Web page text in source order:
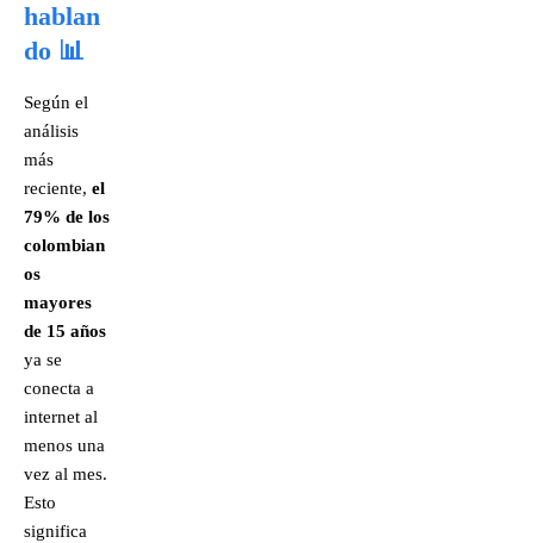
hablan
do 📊
Según el
análisis
más
reciente, el
79% de los
colombian
os
mayores
de 15 años
ya se
conecta a
internet al
menos una
vez al mes.
Esto
significa